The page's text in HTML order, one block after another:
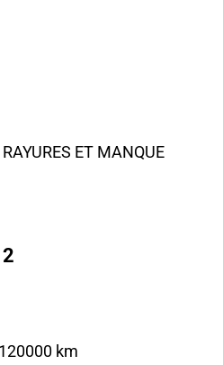
ET MANQUE
120000 km